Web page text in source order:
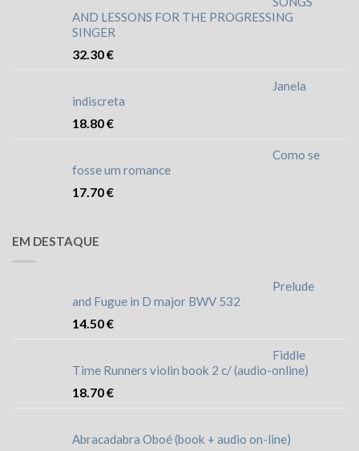
AND LESSONS FOR THE PROGRESSING
SINGER
32.30€
Janela
indiscreta
18.80€
Como se
fosse um romance
17.70€
EM DESTAQUE
Prelude
and Fugue in D major BWV 532
14.50€
Fiddle
Time Runners violin book 2 c/ (audio-online)
18.70€
Abracadabra Oboé (book + audio on-line)